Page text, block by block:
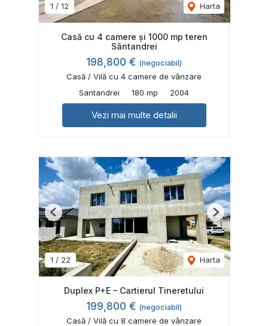
1 / 12 Harta
Casă cu 4 camere și 1000 mp teren
Sântandrei
198,800 € (negociabil)
Casă / Vilă cu 4 camere de vânzare
Santandrei
180 mp 2004
Vezi mai multe detalii
1 / 22 Harta
Previous Next
Duplex P+E – Cartierul Tineretului
199,800 € (negociabil)
Casă / Vilă cu 8 camere de vânzare